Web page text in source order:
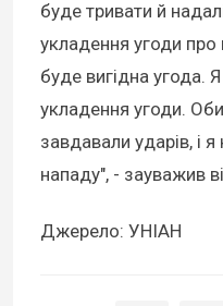
буде тривати й
укладення угоди про
буде вигідна угода.
укладення угоди.
завдавали ударів, і
нападу", - зауважив
Джерело: УНІАН